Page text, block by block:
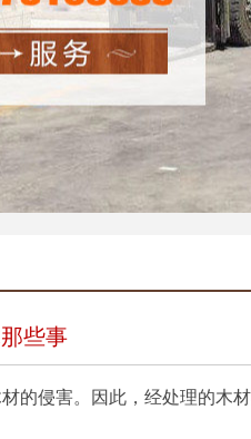
些事
侵害。因此，经处理的木材